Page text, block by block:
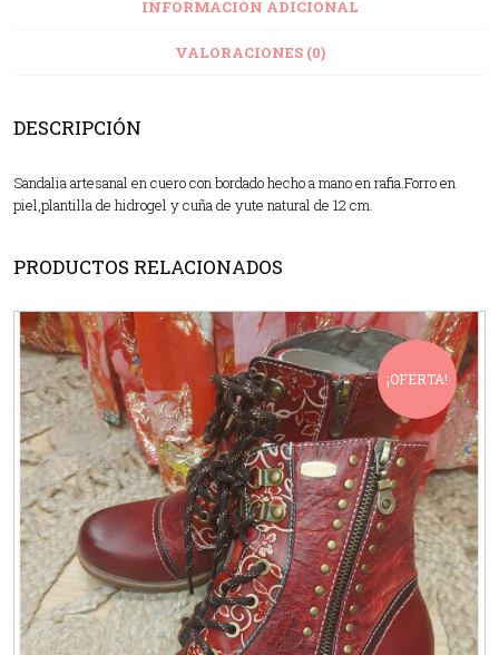
INFORMACIÓN ADICIONAL
VALORACIONES (0)
DESCRIPCIÓN
Sandalia artesanal en cuero con bordado hecho a mano en rafia.Forro en
piel,plantilla de hidrogel y cuña de yute natural de 12 cm.
PRODUCTOS RELACIONADOS
¡OFERTA!